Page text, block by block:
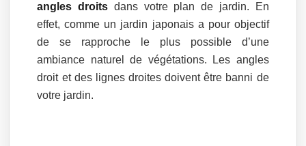
angles droits dans votre plan de jardin. En
effet, comme un jardin japonais a pour objectif
de se rapproche le plus possible d’une
ambiance naturel de végétations. Les angles
droit et des lignes droites doivent être banni de
votre jardin.